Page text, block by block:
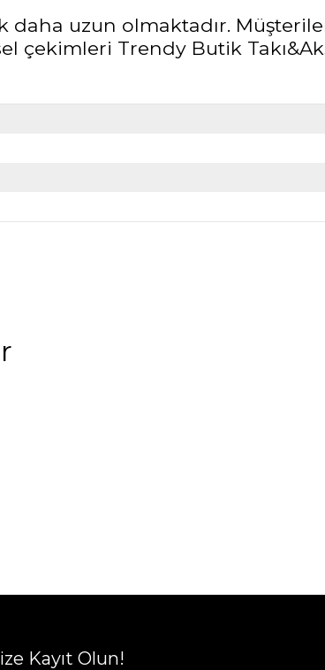
uzun olmaktadır.
çekimleri Trendy Butik
Kayıt Olun!